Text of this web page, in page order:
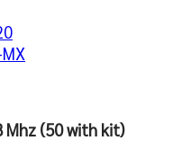
Mhz (50 with kit)